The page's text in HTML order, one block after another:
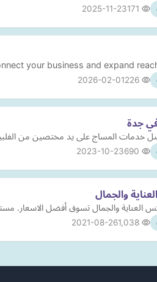
2025-11-23
your business and expand
2026-02-01
جدة
خدمات المساج على يد مختصين من
2023-10-23
والجمال
العناية والجمال تسوق أفضل الاسعار.
2021-08-26